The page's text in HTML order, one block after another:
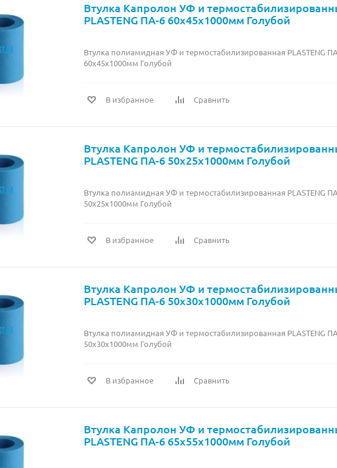
Втулка Капролон УФ и
PLASTENG ПА-6 60х45х1000мм Голубой
Втулка полиамидная УФ и термостабилизированная PLASTENG
60х45х1000мм Голубой
В избранное Сравнить
Втулка Капролон УФ и
PLASTENG ПА-6 50х25х1000мм Голубой
Втулка полиамидная УФ и термостабилизированная PLASTENG
50х25х1000мм Голубой
В избранное Сравнить
Втулка Капролон УФ и
PLASTENG ПА-6 50х30х1000мм Голубой
Втулка полиамидная УФ и термостабилизированная PLASTENG
50х30х1000мм Голубой
В избранное Сравнить
Втулка Капролон УФ и
PLASTENG ПА-6 65х55х1000мм Голубой